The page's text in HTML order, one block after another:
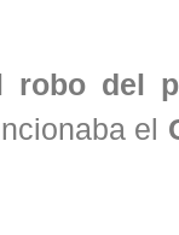
del
el